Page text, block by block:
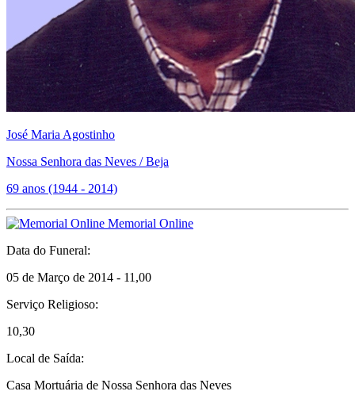
José Maria Agostinho
Nossa Senhora das Neves / Beja
69 anos (1944 - 2014)
Memorial Online
Data do Funeral:
05 de Março de 2014 - 11,00
Serviço Religioso:
10,30
Local de Saída:
Casa Mortuária de Nossa Senhora das Neves